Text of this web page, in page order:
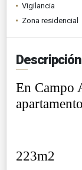
Vigilancia
Zona residencial
En Campo
223m2